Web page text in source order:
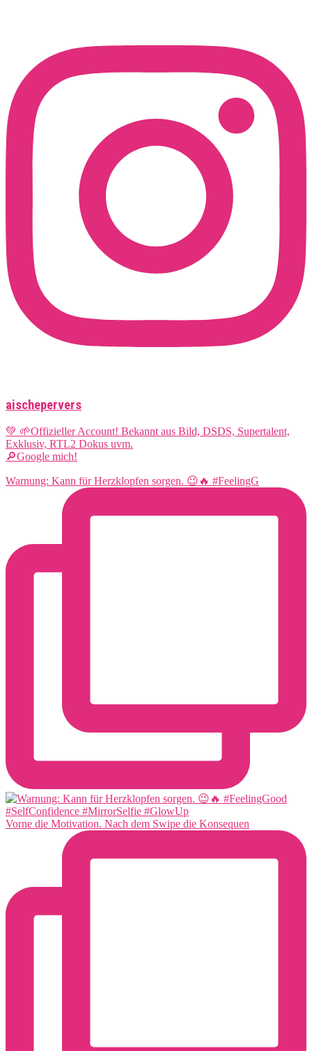
aischepervers
💚 🌱Offizieller Account! Bekannt aus Bild, DSDS, Supertalent,
Exklusiv, RTL2 Dokus uvm.
🔎Google mich!
Warnung: Kann für Herzklopfen sorgen. 😉🔥 #FeelingG
Vorne die Motivation. Nach dem Swipe die Konsequen